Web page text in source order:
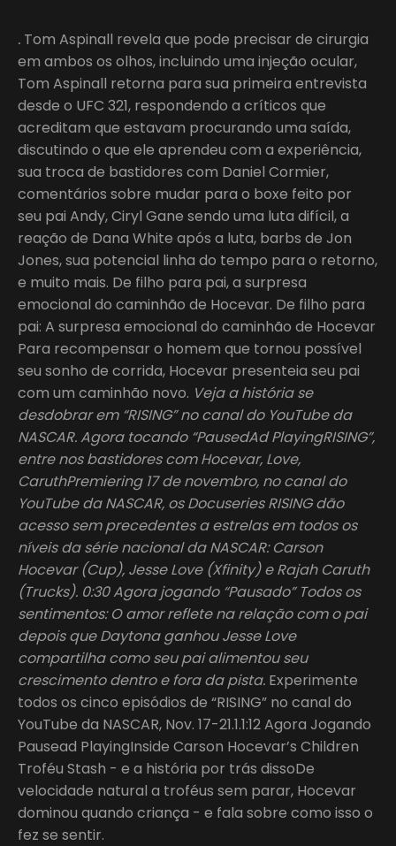
. Tom Aspinall revela que pode precisar de cirurgia
em ambos os olhos, incluindo uma injeção ocular,
Tom Aspinall retorna para sua primeira entrevista
desde o UFC 321, respondendo a críticos que
acreditam que estavam procurando uma saída,
discutindo o que ele aprendeu com a experiência,
sua troca de bastidores com Daniel Cormier,
comentários sobre mudar para o boxe feito por
seu pai Andy, Ciryl Gane sendo uma luta difícil, a
reação de Dana White após a luta, barbs de Jon
Jones, sua potencial linha do tempo para o retorno,
e muito mais. De filho para pai, a surpresa
emocional do caminhão de Hocevar. De filho para
pai: A surpresa emocional do caminhão de Hocevar
Para recompensar o homem que tornou possível
seu sonho de corrida, Hocevar presenteia seu pai
com um caminhão novo. Veja a história se
desdobrar em “RISING” no canal do YouTube da
NASCAR. Agora tocando “PausedAd PlayingRISING”,
entre nos bastidores com Hocevar, Love,
CaruthPremiering 17 de novembro, no canal do
YouTube da NASCAR, os Docuseries RISING dão
acesso sem precedentes a estrelas em todos os
níveis da série nacional da NASCAR: Carson
Hocevar (Cup), Jesse Love (Xfinity) e Rajah Caruth
(Trucks). 0:30 Agora jogando “Pausado” Todos os
sentimentos: O amor reflete na relação com o pai
depois que Daytona ganhou Jesse Love
compartilha como seu pai alimentou seu
crescimento dentro e fora da pista. Experimente
todos os cinco episódios de “RISING” no canal do
YouTube da NASCAR, Nov. 17-21.1.1:12 Agora Jogando
Pausead PlayingInside Carson Hocevar’s Children
Troféu Stash - e a história por trás dissoDe
velocidade natural a troféus sem parar, Hocevar
dominou quando criança - e fala sobre como isso o
fez se sentir.